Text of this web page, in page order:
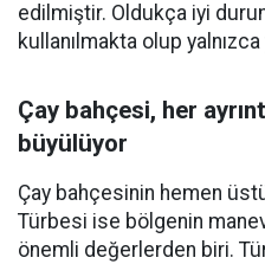
edilmiştir. Oldukça iyi
kullanılmakta olup
Çay bahçesi, her
büyülüyor
Çay bahçesinin hemen
Türbesi ise bölgenin
önemli değerlerden biri.